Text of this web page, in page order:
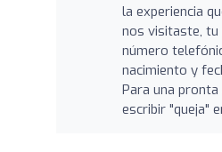
la experiencia
nos visitaste, tu
número
nacimiento y
Para una
escribir "queja"